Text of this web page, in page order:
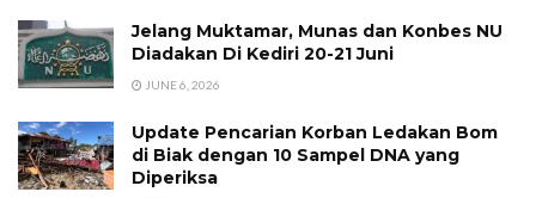
Jelang Muktamar, Munas dan Konbes NU
Diadakan Di Kediri 20-21 Juni
JUNE 6, 2026
Update Pencarian Korban Ledakan Bom
di Biak dengan 10 Sampel DNA yang
Diperiksa